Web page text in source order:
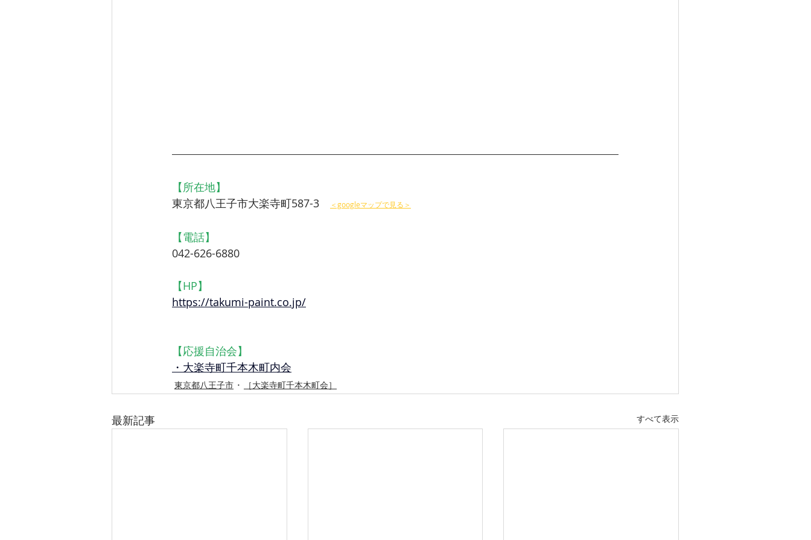
【所在地】
東京都八王子市大楽寺町587-3
＜googleマップで見る＞
【電話】
042-626-6880
【HP】
https://takumi-paint.co.jp/
【応援自治会】
・大楽寺町千本木町内会
東京都八王子市 ［大楽寺町千本木町会］
最新記事 すべて表示